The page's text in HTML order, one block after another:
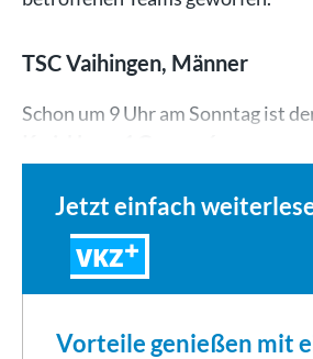
TSC Vaihingen, Männer
Schon um 9 Uhr am Sonntag ist
Jetzt einfach
VKZ
Vorteile genießen mit